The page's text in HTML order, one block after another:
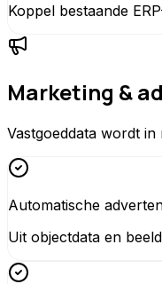
Koppel bestaande
Marketing &
Vastgoeddata wordt
Automatische
Uit objectdata en